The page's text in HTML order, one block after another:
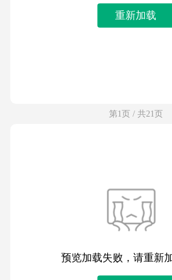
重新加载
第1页 / 共21页
预览加载失败，请重新